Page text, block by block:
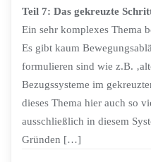
Teil 7: Das gekreuzte
Ein sehr komplexes Thema
Es gibt kaum
formulieren sind wie z.B.
Bezugssysteme im
dieses Thema hier auch so
ausschließlich in diesem
Gründen […]